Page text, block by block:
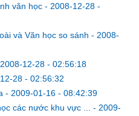
văn học - 2008-12-28 -
và Văn học so sánh - 2008-
2008-12-28 - 02:56:18
28 - 02:56:32
- 2009-01-16 - 08:42:39
các nước khu vực ... - 2009-